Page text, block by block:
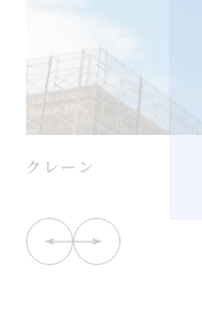
クレーン